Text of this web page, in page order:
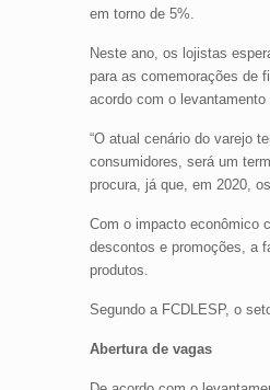
em torno de 5%.
Neste ano, os lojistas
para as comemorações de
acordo com o
“O atual cenário do varejo
consumidores, será um
procura, já que, em 2020,
Com o impacto econômico
descontos e promoções, a
produtos.
Segundo a FCDLESP, o
Abertura de vagas